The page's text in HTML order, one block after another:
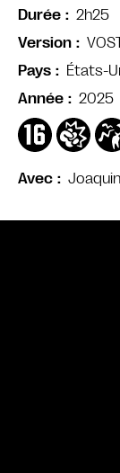
Avec
Durée
2h25
Version
Pays
États-
Année
2025